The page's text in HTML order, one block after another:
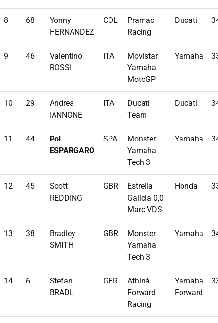
8 68
Yonny
HERNANDEZ
COL
Pramac
Racing
Ducati
9 46
Valentino
ROSSI
ITA
Movistar
Yamaha
MotoGP
Yamaha
10 29
Andrea
IANNONE
ITA
Ducati
Team
Ducati
11 44
Pol
ESPARGARO
SPA
Monster
Yamaha
Tech 3
Yamaha
12 45
Scott
REDDING
GBR
Estrella
Galicia 0,0
Marc VDS
Honda
13 38
Bradley
SMITH
GBR
Monster
Yamaha
Tech 3
Yamaha
14 6
Stefan
BRADL
GER
Athinà
Forward
Racing
Yamaha
Forward